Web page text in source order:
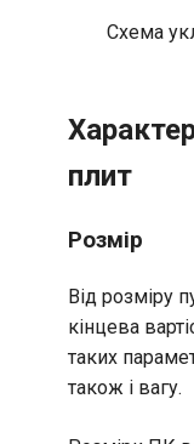
Схема
плит
Розмір
Від розміру
кінцева
таких
також і вагу.